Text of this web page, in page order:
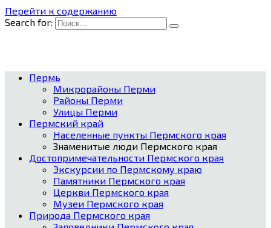
Перейти к содержанию
Search for:
Пермь
Микрорайоны Перми
Районы Перми
Улицы Перми
Пермский край
Населенные пункты Пермского края
Знаменитые люди Пермского края
Достопримечательности Пермского края
Экскурсии по Пермскому краю
Памятники Пермского края
Церкви Пермского края
Музеи Пермского края
Природа Пермского края